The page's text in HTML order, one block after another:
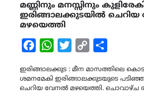
മണ്ണിനും മനസ്സിനും
ഇരിങ്ങാലക്കുടയിൽ
മഴയെത്തി
FacebookWhatsAppTwitterCopy
ഇരിങ്ങാലക്കുട : മീന മാസത്തിലെ
ശമനമേകി ഇരിങ്ങാലക്കുടയുടെ
ചെറിയ വേനൽ മഴയെത്തി. ചൊവാഴ്ച